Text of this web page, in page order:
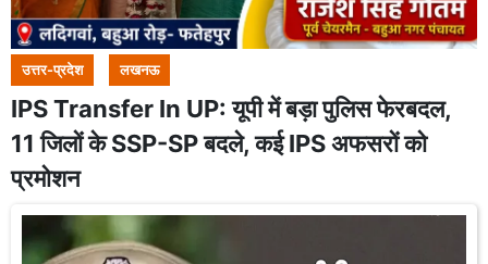
उत्तर-प्रदेश लखनऊ
IPS Transfer In UP: यूपी में बड़ा पुलिस फेरबदल,
11 जिलों के SSP-SP बदले, कई IPS अफसरों को
प्रमोशन